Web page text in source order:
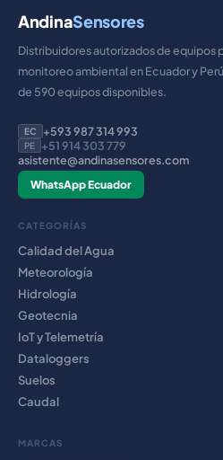
AndinaSensores
Distribuidores autorizados de equipos
monitoreo ambiental en Ecuador y
de 590 equipos disponibles.
EC +593 987 314 993
PE
+51 914 303 779
asistente@andinasensores.com
WhatsApp Ecuador
CATEGORÍAS
Calidad del Agua
Meteorología
Hidrología
Geotecnia
IoT y Telemetría
Dataloggers
Suelos
Caudal
MARCAS